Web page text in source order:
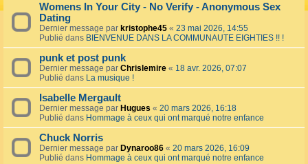
Womens In Your City - No Verify - Anonymous Sex
Dating
Dernier message par kristophe45 « 23 mai 2026, 14:55
Publié dans BIENVENUE DANS LA COMMUNAUTE EIGHTIES !! !
punk et post punk
Dernier message par Chrislemire « 18 avr. 2026, 07:07
Publié dans La musique !
Isabelle Mergault
Dernier message par Hugues « 20 mars 2026, 16:18
Publié dans Hommage à ceux qui ont marqué notre enfance
Chuck Norris
Dernier message par Dynaroo86 « 20 mars 2026, 16:09
Publié dans Hommage à ceux qui ont marqué notre enfance